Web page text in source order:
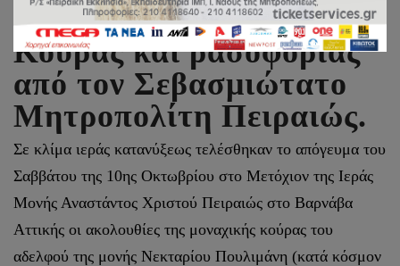
Ακολουθίες Μοναχικής
Κουράς και ρασοφορίας
από τον Σεβασμιώτατο
Μητροπολίτη Πειραιώς.
Σε κλίμα ιεράς κατανύξεως τελέσθηκαν το απόγευμα του
Σαββάτου της 10ης Οκτωβρίου στο Μετόχιον της Ιεράς
Μονής Αναστάντος Χριστού Πειραιώς στο Βαρνάβα
Αττικής οι ακολουθίες της μοναχικής κούρας του
αδελφού της μονής Νεκταρίου Πουλιμάνη (κατά κόσμον